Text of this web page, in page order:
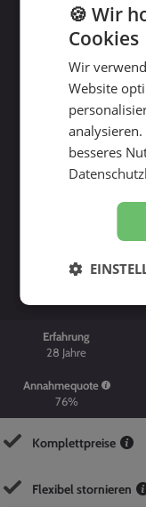
Erfahrung
28 Jahre
Annahmequote
76%
Komplettpreise
Flexibel stornieren
🍪 Wir
Cookies
Wir
Website
besseres